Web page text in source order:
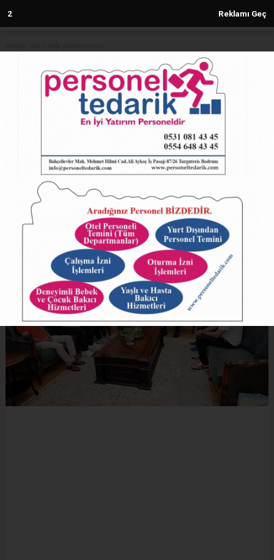
2 Reklamı Geç
Anasayfa
Mustafa Çiğdem'den Başkan
Yalçın'a ziyaret
28.08.2025 - 09:00, Güncelleme: 28.08.2025 - 09:00
5737+ kez okundu.
ABONE OL